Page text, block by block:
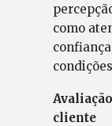
como
cliente